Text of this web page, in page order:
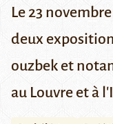
Le 23
deux
ouzbek et
au Louvre et à